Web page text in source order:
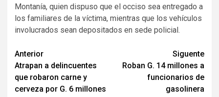
Montanía, quien dispuso que el occiso sea entregado a
los familiares de la víctima, mientras que los vehículos
involucrados sean depositados en sede policial.
Navegación
de
entradas
Anterior
Atrapan a delincuentes
que robaron carne y
cerveza por G. 6 millones
Siguente
Roban G. 14 millones a
funcionarios de
gasolinera